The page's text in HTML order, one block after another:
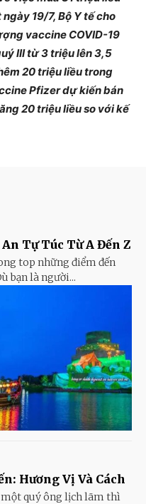
19/7, Bộ Y tế cho
vaccine COVID-19
III từ 3 triệu lên 3,5
20 triệu liều trong
Pfizer dự kiến bán
20 triệu liều so với kế
Tự Túc Từ A Đến Z
top những điểm đến
bạn là người...
Hương Vị Và Cách
quý ông lịch lãm thì